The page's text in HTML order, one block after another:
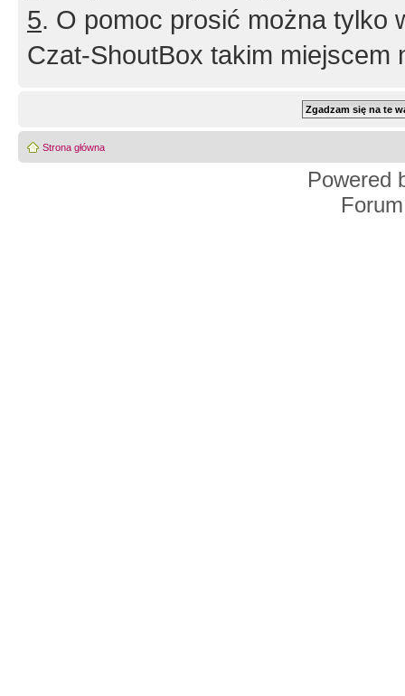
5. O pomoc prosić można tylko
Czat-ShoutBox takim miejscem
Strona główna
Powered